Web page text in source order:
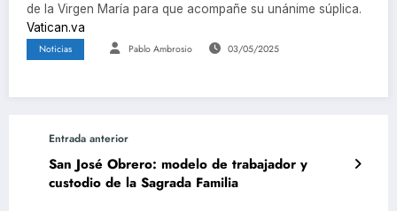
de la Virgen María para que acompañe su unánime súplica.
Vatican.va
Noticias Pablo Ambrosio 03/05/2025
Entrada anterior
San José Obrero: modelo de trabajador y
custodio de la Sagrada Familia